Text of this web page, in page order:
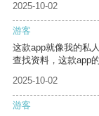
2025-10-02
游客
这款app就像我的私
查找资料，这款app
2025-10-02
游客